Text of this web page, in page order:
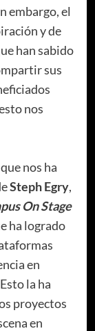
embargo, el
y de
han sabido
sus
nos
nos ha
Steph Egry,
On Stage
ha logrado
en
la ha
proyectos
en